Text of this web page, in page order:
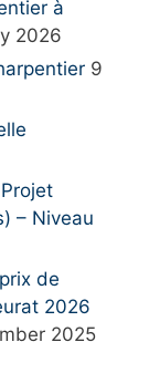
à
2026
9
– Niveau
de
2026
2025